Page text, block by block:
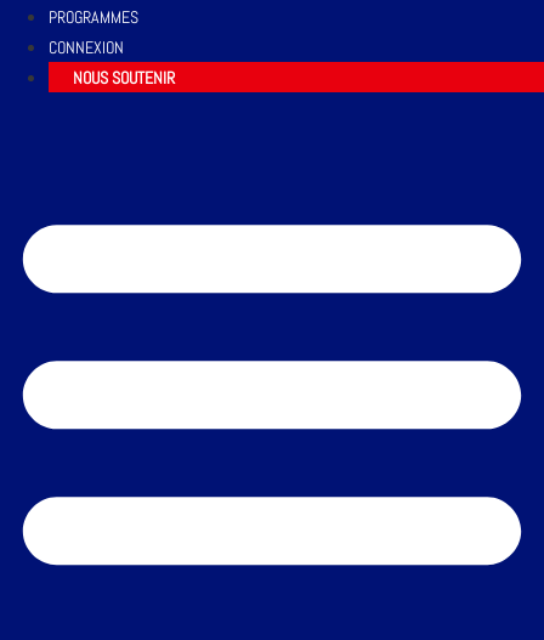
PROGRAMMES
CONNEXION
NOUS SOUTENIR